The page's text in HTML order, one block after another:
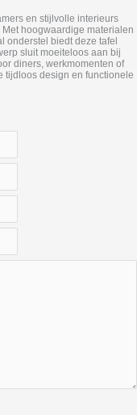
en stijlvolle interieurs
hoogwaardige materialen
onderstel biedt deze tafel
sluit moeiteloos aan bij
diners, werkmomenten of
tijdloos design en functionele